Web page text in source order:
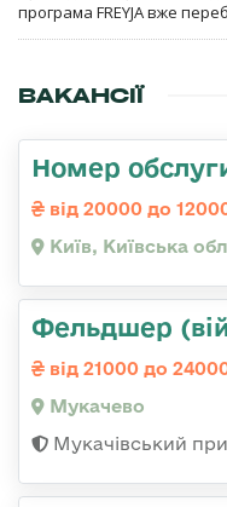
програма FREYJA вже
ВАКАНСІЇ
Номер
від 20000 до
Київ, Київська
Фельдшер
від 21000 до
Мукачево
Мукачівський